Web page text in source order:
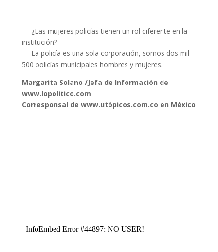
— ¿Las mujeres policías tienen un rol diferente en la
institución?
— La policía es una sola corporación, somos dos mil
500 policías municipales hombres y mujeres.
Margarita Solano /Jefa de Información de
www.lopolitico.com
Corresponsal de www.utópicos.com.co en México